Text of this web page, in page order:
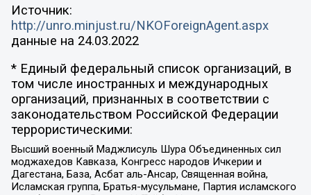
Источник:
http://unro.minjust.ru/NKOForeignAgent.aspx
данные на 24.03.2022
* Единый федеральный список организаций, в
том числе иностранных и международных
организаций, признанных в соответствии с
законодательством Российской Федерации
террористическими:
Высший военный Маджлисуль Шура Объединенных сил
моджахедов Кавказа, Конгресс народов Ичкерии и
Дагестана, База, Асбат аль-Ансар, Священная война,
Исламская группа, Братья-мусульмане, Партия исламского